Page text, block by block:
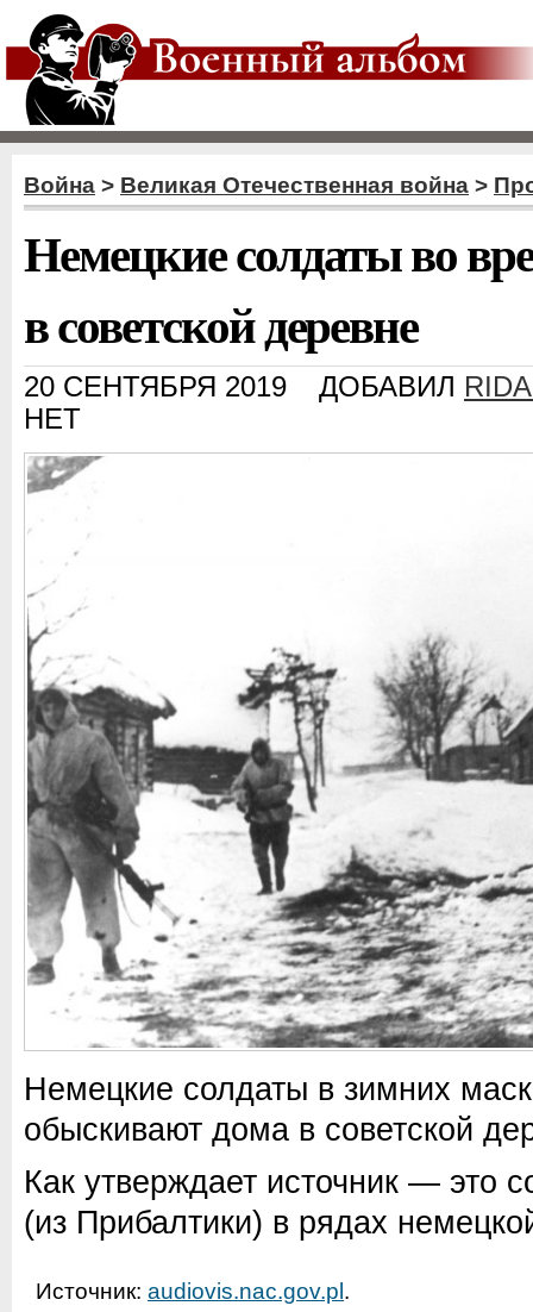
Война > Великая Отечественная война >
Немецкие солдаты во
в советской деревне
20 СЕНТЯБРЯ 2019 ДОБАВИЛ
НЕТ
Немецкие солдаты в зимних
обыскивают дома в советской
Как утверждает источник — это
(из Прибалтики) в рядах
Источник: audiovis.nac.gov.pl .